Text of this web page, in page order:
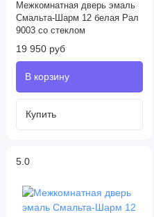
Межкомнатная дверь эмаль
Смальта-Шарм 12 белая Рал
9003 со стеклом
19 950 руб
5.0